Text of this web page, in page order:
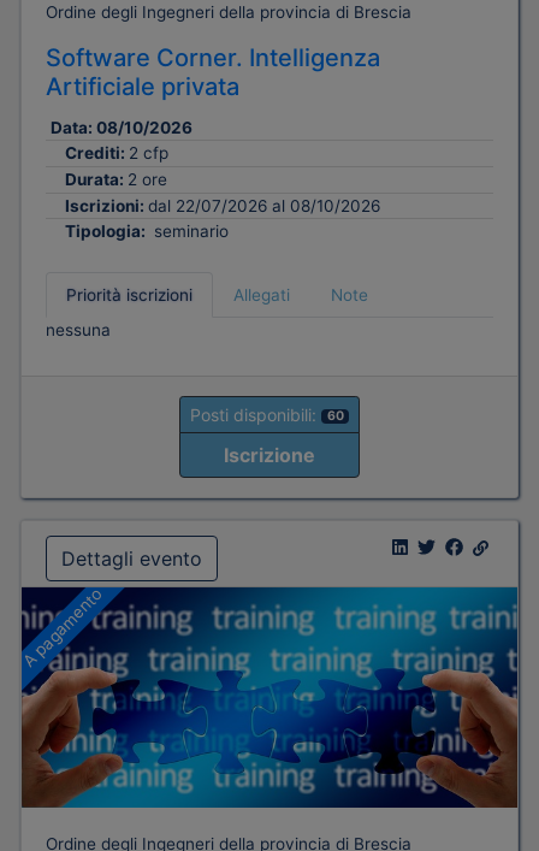
Ordine degli Ingegneri della provincia di Brescia
Software Corner. Intelligenza
Artificiale privata
Data: 08/10/2026
Crediti: 2 cfp
Durata: 2 ore
Iscrizioni: dal 22/07/2026 al 08/10/2026
Tipologia: seminario
Priorità iscrizioni Allegati
Note
nessuna
Posti disponibili: 60
Iscrizione
Dettagli evento
A pagamento
Ordine degli Ingegneri della provincia di Brescia